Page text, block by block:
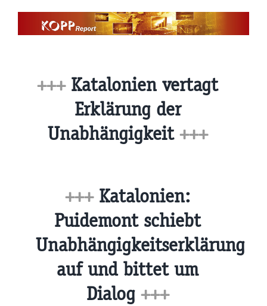
+++ Katalonien vertagt
Erklärung der
Unabhängigkeit +++
+++ Katalonien:
Puidemont schiebt
Unabhängigkeitserklärung
auf und bittet um
Dialog +++